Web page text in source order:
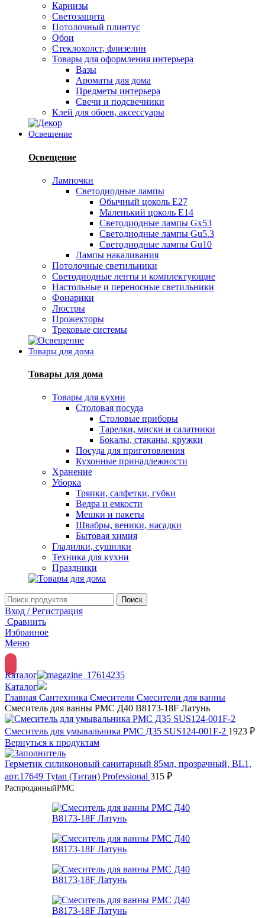
Карнизы
Светозащита
Потолочный плинтус
Обои
Стеклохолст, флизелин
Товары для оформления интерьера
Вазы
Ароматы для дома
Предметы интерьера
Свечи и подсвечники
Клей для обоев, аксессуары
Освещение
Освещение
Лампочки
Светодиодные лампы
Обычный цоколь Е27
Маленький цоколь Е14
Светодиодные лампы Gx53
Светодиодные лампы Gu5.3
Светодиодные лампы Gu10
Лампы накаливания
Потолочные светильники
Светодиодные ленты и комплектующие
Настольные и переносные светильники
Фонарики
Люстры
Прожекторы
Трековые системы
Товары для дома
Товары для дома
Товары для кухни
Столовая посуда
Столовые приборы
Тарелки, миски и салатники
Бокалы, стаканы, кружки
Посуда для приготовления
Кухонные принадлежности
Хранение
Уборка
Тряпки, салфетки, губки
Ведра и емкости
Мешки и пакеты
Швабры, веники, насадки
Бытовая химия
Гладилки, сушилки
Техника для кухни
Праздники
Поиск
Вход / Регистрация
Сравнить
Избранное
Меню
Каталог
Каталог
Главная Сантехника Смесители Смесители для ванны
Смеситель для ванны РМС Д40 B8173-18F Латунь
Смеситель для умывальника РМС Д35 SUS124-001F-2 1923 ₽
Вернуться к продуктам
Герметик силиконовый санитарный 85мл, прозрачный, BL1,
арт.17649 Tytan (Титан) Professional 315 ₽
РаспроданныйРМС